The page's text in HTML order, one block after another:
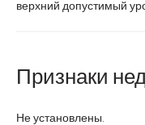
верхний допустимый
Признаки
Не установлены.